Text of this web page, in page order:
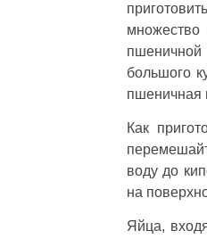
множество
пшеничной
большого
пшеничная
Как
воду до
на
Яйца,